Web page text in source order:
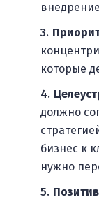
которые
должно
бизнес к
нужно